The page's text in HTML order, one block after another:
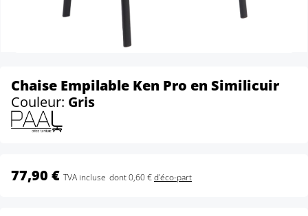
Chaise Empilable Ken Pro en Similicuir
Couleur: Gris
77,90 € TVA incluse dont 0,60 €d'éco-part